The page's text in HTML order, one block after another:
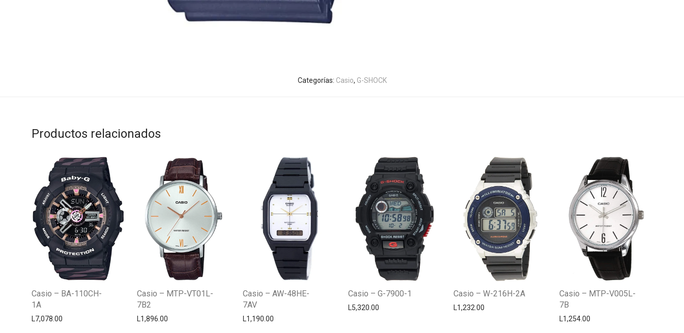
Categorías: Casio, G-SHOCK
Productos relacionados
Casio – BA-110CH-
1A
L7,078.00
Casio – MTP-VT01L-
7B2
L1,896.00
Casio – AW-48HE-
7AV
L1,190.00
Casio – G-7900-1
L5,320.00
Casio – W-216H-2A
L1,232.00
Casio – MTP-V005L-
7B
L1,254.00
Centro Citizen
Typically replies within a day